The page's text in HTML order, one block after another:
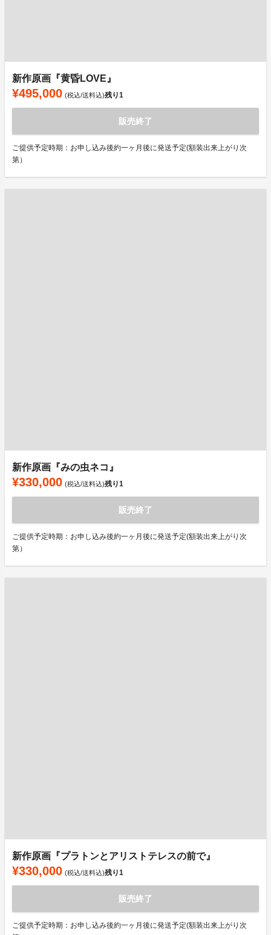
新作原画『黄昏LOVE』
¥495,000 (税込/送料込)残り1
販売終了
ご提供予定時期：お申し込み後約一ヶ月後に発送予定(額装出来上がり次
第）
新作原画『みの虫ネコ』
¥330,000 (税込/送料込)残り1
販売終了
ご提供予定時期：お申し込み後約一ヶ月後に発送予定(額装出来上がり次
第）
新作原画『プラトンとアリストテレスの前で』
¥330,000 (税込/送料込)残り1
販売終了
ご提供予定時期：お申し込み後約一ヶ月後に発送予定(額装出来上がり次